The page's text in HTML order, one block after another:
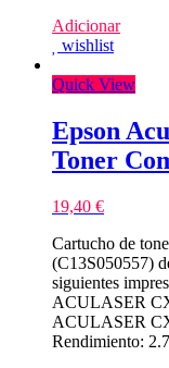
Adicionar
wishlist
Quick View
Epson
Toner
19,40 €
Cartucho de
(C13S050557)
siguientes
ACULASER
ACULASER
Rendimiento: